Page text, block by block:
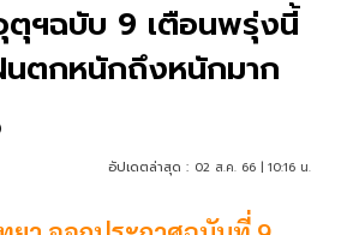
ตุฯฉบับ 9 เตือนพรุ่งนี้
นตกหนักถึงหนักมาก
อัปเดตล่าสุด : 02 ส.ค. 66 | 10:16 น.